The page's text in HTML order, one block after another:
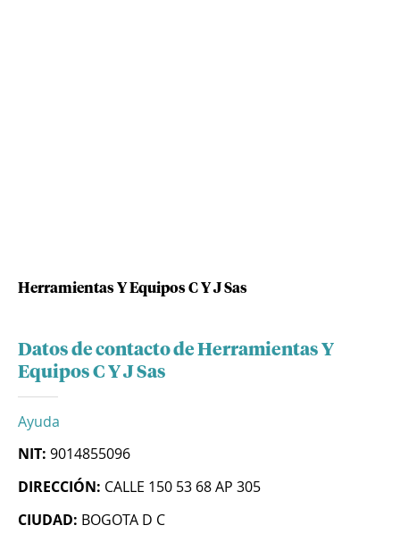
Herramientas Y Equipos C Y J Sas
Datos de contacto de Herramientas Y
Equipos C Y J Sas
Ayuda
NIT: 9014855096
DIRECCIÓN: CALLE 150 53 68 AP 305
CIUDAD: BOGOTA D C